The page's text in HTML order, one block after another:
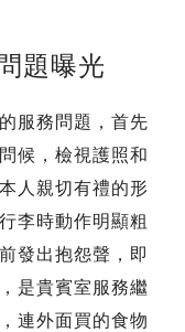
題曝光
服務問題，首先
候，檢視護照和
人親切有禮的形
李時動作明顯粗
發出抱怨聲，即
是貴賓室服務繼
連外面買的食物